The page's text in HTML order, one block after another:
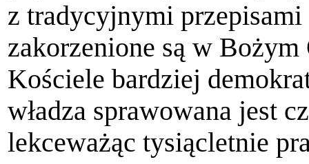
z tradycyjnymi
zakorzenione są w
Kościele bardziej
władza sprawowana jest
lekceważąc tysiącletnie